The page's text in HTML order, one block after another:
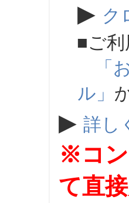
▶ ク
■ご利
「
ル」
▶ 詳し
※コン
て直